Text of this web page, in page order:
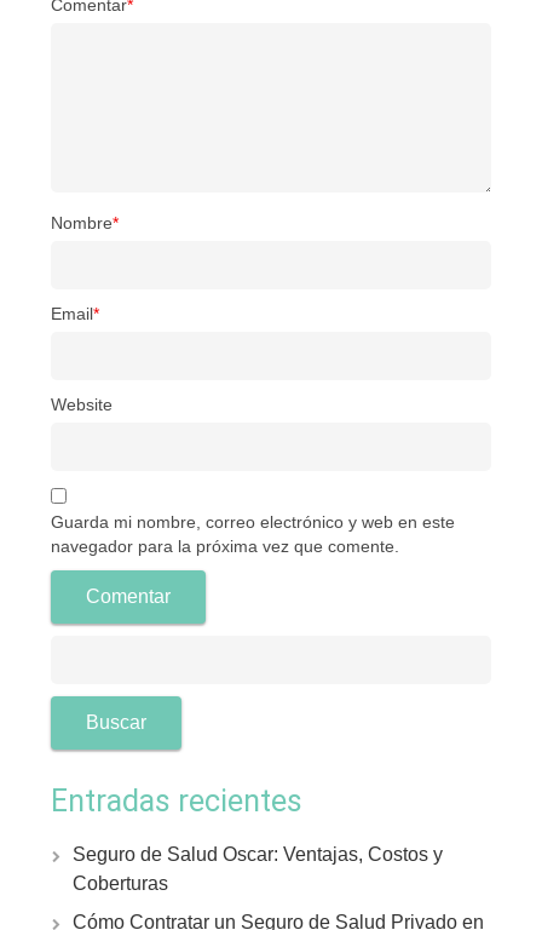
Comentar*
Nombre*
Email*
Website
Guarda mi nombre, correo electrónico y web en este
navegador para la próxima vez que comente.
Entradas recientes
Seguro de Salud Oscar: Ventajas, Costos y
Coberturas
Cómo Contratar un Seguro de Salud Privado en